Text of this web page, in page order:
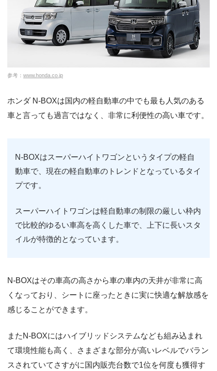
参考： www.honda.co.jp
ホンダ N-BOXは国内の軽自動車の中でも最も人気のある
車と言っても過言ではなく、非常に利便性の高い車です。
N-BOXはスーパーハイトワゴンというタイプの軽自
動車で、現在の軽自動車のトレンドとなっているタイ
プです。
スーパーハイトワゴンは軽自動車の制限の厳しい枠内
で比較的ゆるい車高を高くした車で、上下に長いスタ
イルが特徴的となっています。
N-BOXはその車高の高さから車の車内の天井が非常に高
くなっており、シートに座ったときに実に快適な解放感を
感じることができます。
またN-BOXにはハイブリッドシステムなども組み込まれ
て環境性能も高く、さまざまな部分が高いレベルでバラン
スされていてさすがに国内販売台数で1位を何度も獲得す